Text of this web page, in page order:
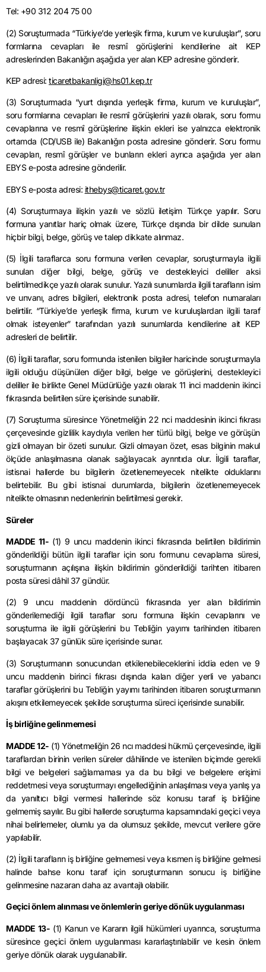
Tel: +90 312 204 75 00
(2) Soruşturmada “Türkiye’de yerleşik firma, kurum ve kuruluşlar”, soru
formlarına cevapları ile resmî görüşlerini kendilerine ait KEP
adreslerinden Bakanlığın aşağıda yer alan KEP adresine gönderir.
KEP adresi: ticaretbakanligi@hs01.kep.tr
(3) Soruşturmada “yurt dışında yerleşik firma, kurum ve kuruluşlar”,
soru formlarına cevapları ile resmî görüşlerini yazılı olarak, soru formu
cevaplarına ve resmî görüşlerine ilişkin ekleri ise yalnızca elektronik
ortamda (CD/USB ile) Bakanlığın posta adresine gönderir. Soru formu
cevapları, resmî görüşler ve bunların ekleri ayrıca aşağıda yer alan
EBYS e-posta adresine gönderilir.
EBYS e-posta adresi: ithebys@ticaret.gov.tr
(4) Soruşturmaya ilişkin yazılı ve sözlü iletişim Türkçe yapılır. Soru
formuna yanıtlar hariç olmak üzere, Türkçe dışında bir dilde sunulan
hiçbir bilgi, belge, görüş ve talep dikkate alınmaz.
(5) İlgili taraflarca soru formuna verilen cevaplar, soruşturmayla ilgili
sunulan diğer bilgi, belge, görüş ve destekleyici deliller aksi
belirtilmedikçe yazılı olarak sunulur. Yazılı sunumlarda ilgili tarafların isim
ve unvanı, adres bilgileri, elektronik posta adresi, telefon numaraları
belirtilir. “Türkiye’de yerleşik firma, kurum ve kuruluşlardan ilgili taraf
olmak isteyenler” tarafından yazılı sunumlarda kendilerine ait KEP
adresleri de belirtilir.
(6) İlgili taraflar, soru formunda istenilen bilgiler haricinde soruşturmayla
ilgili olduğu düşünülen diğer bilgi, belge ve görüşlerini, destekleyici
deliller ile birlikte Genel Müdürlüğe yazılı olarak 11 inci maddenin ikinci
fıkrasında belirtilen süre içerisinde sunabilir.
(7) Soruşturma süresince Yönetmeliğin 22 ncimaddesinin ikinci fıkrası
çerçevesinde gizlilik kaydıyla verilen her türlü bilgi, belge ve görüşün
gizli olmayan bir özeti sunulur. Gizli olmayan özet, esas bilginin makul
ölçüde anlaşılmasına olanak sağlayacak ayrıntıda olur. İlgili taraflar,
istisnai hallerde bu bilgilerin özetlenemeyecek nitelikte olduklarını
belirtebilir. Bu gibi istisnai durumlarda, bilgilerin özetlenemeyecek
nitelikte olmasının nedenlerinin belirtilmesi gerekir.
Süreler
MADDE 11- (1) 9 uncu maddenin ikinci fıkrasında belirtilen bildirimin
gönderildiği bütün ilgili taraflar için soru formunu cevaplama süresi,
soruşturmanın açılışına ilişkin bildirimin gönderildiği tarihten itibaren
posta süresi dâhil 37 gündür.
(2) 9 uncu maddenin dördüncü fıkrasında yer alan bildirimin
gönderilemediği ilgili taraflar soru formuna ilişkin cevaplarını ve
soruşturma ile ilgili görüşlerini bu Tebliğin yayımı tarihinden itibaren
başlayacak 37 günlük süre içerisinde sunar.
(3) Soruşturmanın sonucundan etkilenebileceklerini iddia eden ve 9
uncu maddenin birinci fıkrası dışında kalan diğer yerli ve yabancı
taraflar görüşlerini bu Tebliğin yayımı tarihinden itibaren soruşturmanın
akışını etkilemeyecek şekilde soruşturma süreci içerisinde sunabilir.
İş birliğine gelinmemesi
MADDE 12- (1) Yönetmeliğin 26 ncımaddesi hükmü çerçevesinde, ilgili
taraflardan birinin verilen süreler dâhilinde ve istenilen biçimde gerekli
bilgi ve belgeleri sağlamaması ya da bu bilgi ve belgelere erişimi
reddetmesi veya soruşturmayı engellediğinin anlaşılması veya yanlış ya
da yanıltıcı bilgi vermesi hallerinde söz konusu taraf iş birliğine
gelmemiş sayılır. Bu gibi hallerde soruşturma kapsamındaki geçici veya
nihai belirlemeler, olumlu ya da olumsuz şekilde, mevcut verilere göre
yapılabilir.
(2) İlgili tarafların iş birliğine gelmemesi veya kısmen iş birliğine gelmesi
halinde bahse konu taraf için soruşturmanın sonucu iş birliğine
gelinmesine nazaran daha az avantajlı olabilir.
Geçici önlem alınması ve önlemlerin geriye dönük uygulanması
MADDE 13- (1) Kanun ve Kararın ilgili hükümleri uyarınca, soruşturma
süresince geçici önlem uygulanması kararlaştırılabilir ve kesin önlem
geriye dönük olarak uygulanabilir.